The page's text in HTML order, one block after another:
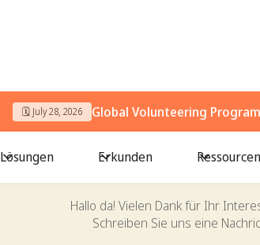
🗓️ July 28, 2026 Global Volunteering
Lösungen Erkunden Ressourcen
Hallo da! Vielen Dank für Ihr
Schreiben Sie uns eine